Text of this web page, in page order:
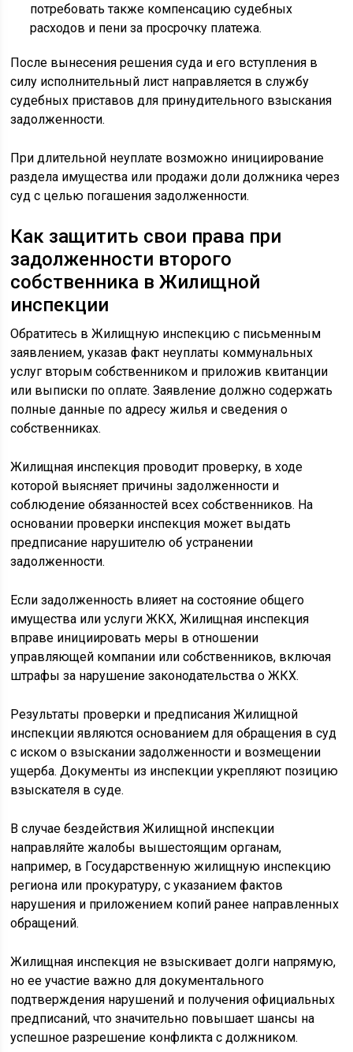
потребовать также компенсацию судебных
расходов и пени за просрочку платежа.
После вынесения решения суда и его вступления в
силу исполнительный лист направляется в службу
судебных приставов для принудительного взыскания
задолженности.
При длительной неуплате возможно инициирование
раздела имущества или продажи доли должника через
суд с целью погашения задолженности.
Как защитить свои права при
задолженности второго
собственника в Жилищной
инспекции
Обратитесь в Жилищную инспекцию с письменным
заявлением, указав факт неуплаты коммунальных
услуг вторым собственником и приложив квитанции
или выписки по оплате. Заявление должно содержать
полные данные по адресу жилья и сведения о
собственниках.
Жилищная инспекция проводит проверку, в ходе
которой выясняет причины задолженности и
соблюдение обязанностей всех собственников. На
основании проверки инспекция может выдать
предписание нарушителю об устранении
задолженности.
Если задолженность влияет на состояние общего
имущества или услуги ЖКХ, Жилищная инспекция
вправе инициировать меры в отношении
управляющей компании или собственников, включая
штрафы за нарушение законодательства о ЖКХ.
Результаты проверки и предписания Жилищной
инспекции являются основанием для обращения в суд
с иском о взыскании задолженности и возмещении
ущерба. Документы из инспекции укрепляют позицию
взыскателя в суде.
В случае бездействия Жилищной инспекции
направляйте жалобы вышестоящим органам,
например, в Государственную жилищную инспекцию
региона или прокуратуру, с указанием фактов
нарушения и приложением копий ранее направленных
обращений.
Жилищная инспекция не взыскивает долги напрямую,
но ее участие важно для документального
подтверждения нарушений и получения официальных
предписаний, что значительно повышает шансы на
успешное разрешение конфликта с должником.